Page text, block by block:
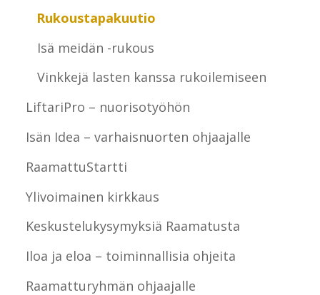
Rukoustapakuutio
Isä meidän -rukous
Vinkkejä lasten kanssa rukoilemiseen
LiftariPro – nuorisotyöhön
Isän Idea – varhaisnuorten ohjaajalle
RaamattuStartti
Ylivoimainen kirkkaus
Keskustelukysymyksiä Raamatusta
Iloa ja eloa – toiminnallisia ohjeita
Raamatturyhmän ohjaajalle